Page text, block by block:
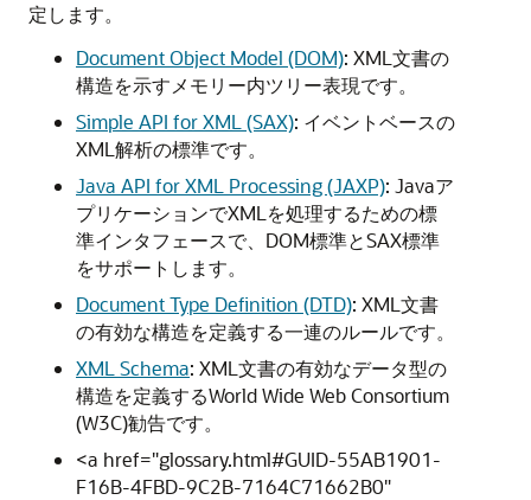
定します。
Document Object Model (DOM): XML文書の
構造を示すメモリー内ツリー表現です。
Simple API for XML (SAX): イベントベースの
XML解析の標準です。
Java API for XML Processing (JAXP): Javaア
プリケーションでXMLを処理するための標
準インタフェースで、DOM標準とSAX標準
をサポートします。
Document Type Definition (DTD): XML文書
の有効な構造を定義する一連のルールです。
XML Schema: XML文書の有効なデータ型の
構造を定義するWorld Wide Web Consortium
(W3C)勧告です。
<a href="glossary.html#GUID-55AB1901-
F16B-4FBD-9C2B-7164C71662B0"